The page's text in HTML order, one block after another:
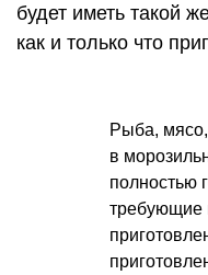
будет иметь такой
как и только что
Рыба,
в
полностью
требующие